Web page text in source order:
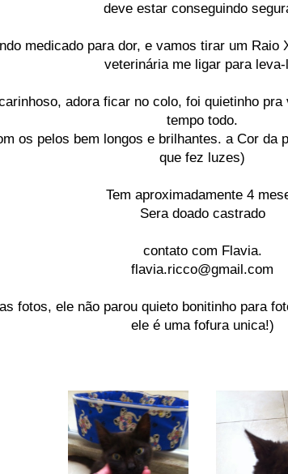
deve estar conseguindo
medicado para dor, e vamos tirar um Raio
veterinária me ligar para leva-
adora ficar no colo, foi quietinho
tempo todo.
os pelos bem longos e brilhantes. a Cor da
que fez luzes)
Tem aproximadamente 4
Sera doado castrado
contato com Flavia.
flavia.ricco@gmail.com
fotos, ele não parou quieto bonitinho para
ele é uma fofura unica!)